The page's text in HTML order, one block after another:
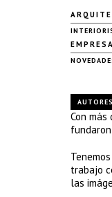
AUTORES
Con
trabajo
las